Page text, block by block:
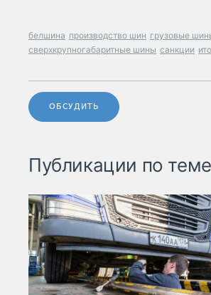
белшина производство шин грузовые
сверхкрупногабаритные шины санкции
ОБСУДИТЬ
Публикации по теме